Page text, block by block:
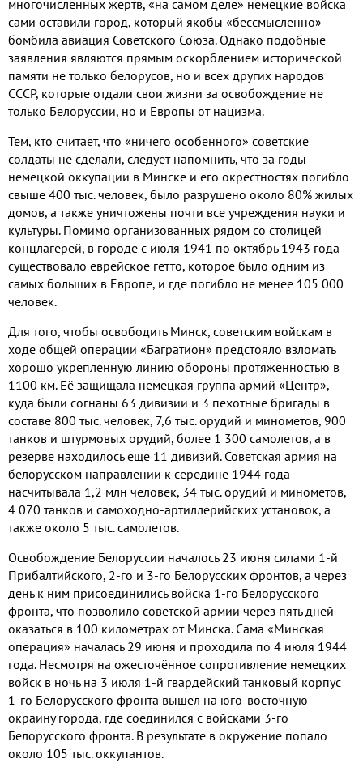
многочисленных жертв, «на самом деле» немецкие войска
сами оставили город, который якобы «бессмысленно»
бомбила авиация Советского Союза.Однако подобные
заявления являются прямым оскорблением исторической
памяти не только белорусов, но и всех других народов
СССР, которые отдали свои жизни за освобождение не
только Белоруссии, но и Европы от нацизма.
Тем, кто считает, что «ничего особенного» советские
солдаты не сделали, следует напомнить, что за годы
немецкой оккупации в Минске и его окрестностях погибло
свыше 400 тыс.человек, было разрушено около 80% жилых
домов, а также уничтожены почти все учреждения науки и
культуры. Помимо организованных рядом со столицей
концлагерей, в городе с июля 1941 по октябрь 1943 года
существовало еврейское гетто, которое было одним из
самых больших в Европе, и где погибло не менее 105 000
человек.
Для того, чтобы освободить Минск, советским войскам в
ходе общей операции «Багратион» предстояло взломать
хорошо укрепленную линию обороны протяженностью в
1100 км. Её защищала немецкая группа армий «Центр»,
куда были согнаны 63 дивизии и 3 пехотные бригады в
составе 800 тыс.человек, 7,6 тыс.орудий и минометов, 900
танков и штурмовых орудий, более 1 300 самолетов, а в
резерве находилось еще 11 дивизий. Советская армия на
белорусском направлении к середине 1944 года
насчитывала 1,2 млн человек, 34 тыс.орудий и минометов,
4 070 танков и самоходно-артиллерийских установок, а
также около 5 тыс.самолетов.
Освобождение Белоруссии началось 23 июня силами 1-й
Прибалтийского, 2-го и 3-го Белорусских фронтов, а через
день к ним присоединились войска 1-го Белорусского
фронта, что позволило советской армии через пять дней
оказаться в 100 километрах от Минска. Сама «Минская
операция» началась 29 июня и проходила по 4 июля 1944
года. Несмотря на ожесточённое сопротивление немецких
войск в ночь на 3 июля 1-й гвардейский танковый корпус
1-го Белорусского фронта вышел на юго-восточную
окраину города, где соединился с войсками 3-го
Белорусского фронта. В результате в окружение попало
около 105 тыс.оккупантов.